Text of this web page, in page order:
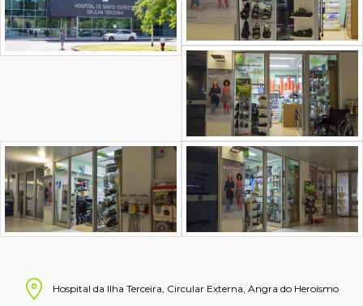
Hospital da Ilha Terceira, Circular Externa, Angra do Heroísmo